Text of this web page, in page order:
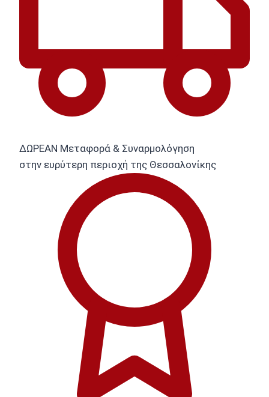
ΔΩΡΕΑΝ Μεταφορά & Συναρμολόγηση
στην ευρύτερη περιοχή της Θεσσαλονίκης